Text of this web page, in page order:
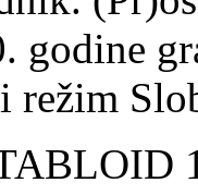
godine
režim